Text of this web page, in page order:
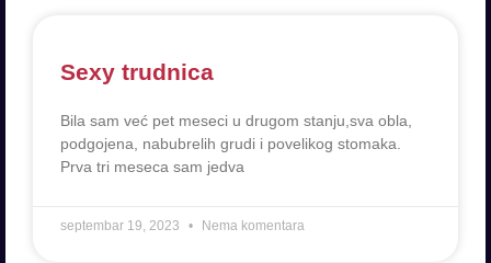
Sexy trudnica
Bila sam već pet meseci u drugom stanju,sva obla,
podgojena, nabubrelih grudi i povelikog stomaka.
Prva tri meseca sam jedva
septembar 19, 2023 Nema komentara